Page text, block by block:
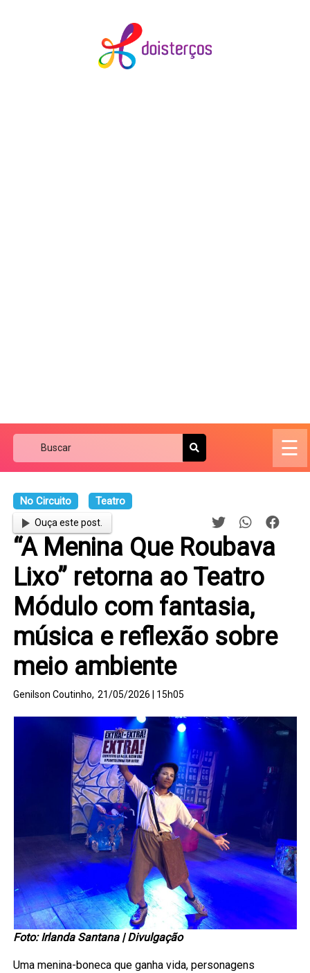
☰
No Circuito Teatro
Ouça este post.
“A Menina Que Roubava
Lixo” retorna ao Teatro
Módulo com fantasia,
música e reflexão sobre
meio ambiente
Genilson Coutinho, 21/05/2026 | 15h05
Foto: Irlanda Santana | Divulgação
Uma menina-boneca que ganha vida, personagens